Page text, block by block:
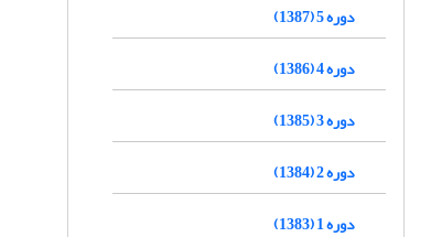
دوره 5 (1387)
دوره 4 (1386)
دوره 3 (1385)
دوره 2 (1384)
دوره 1 (1383)